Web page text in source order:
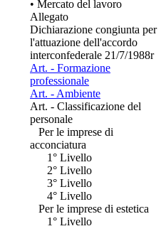
• Mercato del lavoro
Allegato
Dichiarazione congiunta per
l'attuazione dell'accordo
interconfederale 21/7/1988r
Art. - Formazione
professionale
Art. - Ambiente
Art. - Classificazione del
personale
Per le imprese di
acconciatura
1° Livello
2° Livello
3° Livello
4° Livello
Per le imprese di estetica
1° Livello